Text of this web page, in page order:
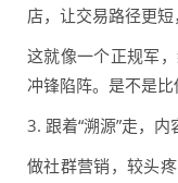
店，让交易路径更短
这就像一个正规军
冲锋陷阵。是不是比
3. 跟着“溯源”走，
做社群营销，较头